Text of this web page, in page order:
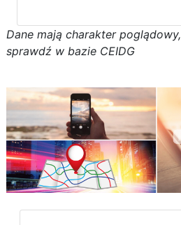
Dane mają charakter poglądowy,
sprawdź w bazie CEIDG